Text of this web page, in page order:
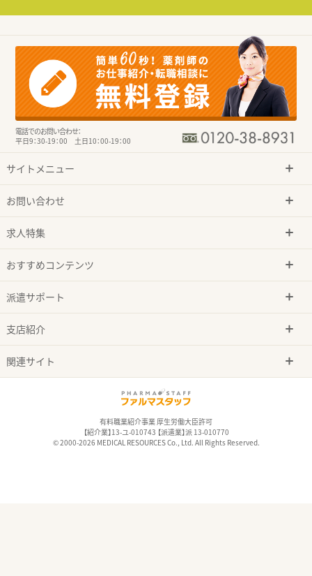
電話でのお問い合わせ：
平日9：30-19：00 土日10：00-19：00
サイトメニュー
お問い合わせ
求人特集
おすすめコンテンツ
派遣サポート
支店紹介
関連サイト
有料職業紹介事業 厚生労働大臣許可
【紹介業】13-ユ-010743 【派遣業】派 13-010770
© 2000-2026 MEDICAL RESOURCES Co., Ltd. All Rights Reserved.